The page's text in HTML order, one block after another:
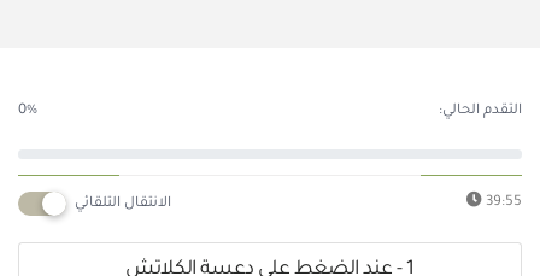
التقدم الحالي: 0%
39:55 الانتقال التلقائي
1 - عند الضغط على دعسة الكلاتش